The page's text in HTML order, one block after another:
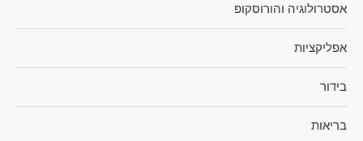
אסטרולוגיה והורוסקופ
אפליקציות
בידור
בריאות